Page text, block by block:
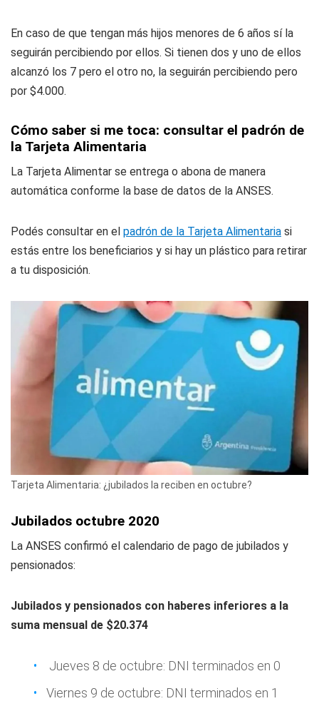
En caso de que tengan más hijos menores de 6 años sí la
seguirán percibiendo por ellos. Si tienen dos y uno de ellos
alcanzó los 7 pero el otro no, la seguirán percibiendo pero
por $4.000.
Cómo saber si me toca: consultar el padrón de
la Tarjeta Alimentaria
La Tarjeta Alimentar se entrega o abona de manera
automática conforme la base de datos de la ANSES.
Podés consultar en el padrón de la Tarjeta Alimentaria si
estás entre los beneficiarios y si hay un plástico para retirar
a tu disposición.
Tarjeta Alimentaria: ¿jubilados la reciben en octubre?
Jubilados octubre 2020
La ANSES confirmó el calendario de pago de jubilados y
pensionados:
Jubilados y pensionados con haberes inferiores a la
suma mensual de $20.374
Jueves 8 de octubre: DNI terminados en 0
Viernes 9 de octubre: DNI terminados en 1